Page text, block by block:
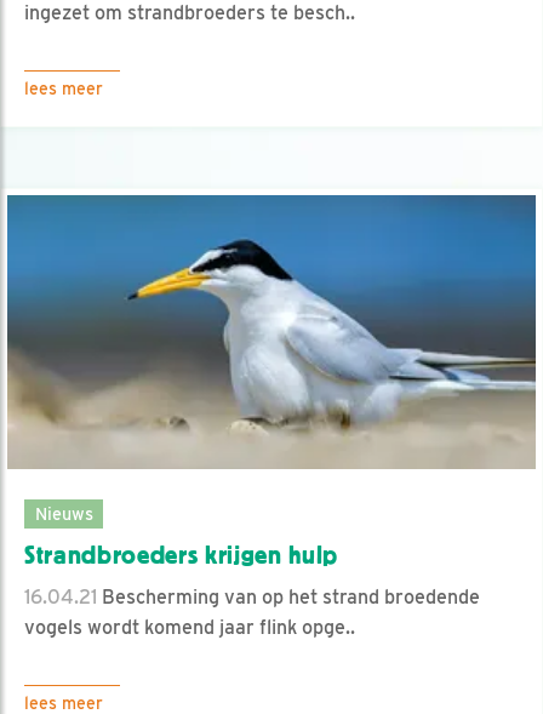
ingezet om strandbroeders te besch..
lees meer
Nieuws
Strandbroeders krijgen hulp
16.04.21 Bescherming van op het strand broedende
vogels wordt komend jaar flink opge..
lees meer